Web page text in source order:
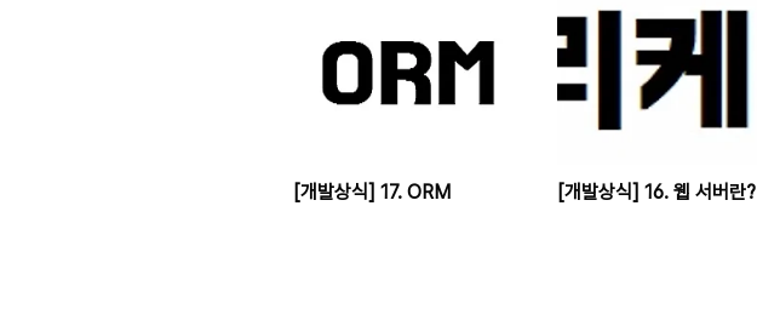
[개발상식] 17. ORM [개발상식] 16. 웹 서버란?